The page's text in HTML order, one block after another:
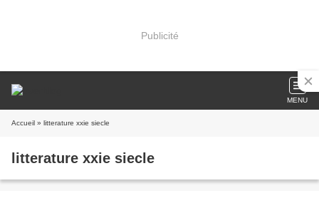
Publicité
MENU
Accueil » litterature xxie siecle
litterature xxie siecle